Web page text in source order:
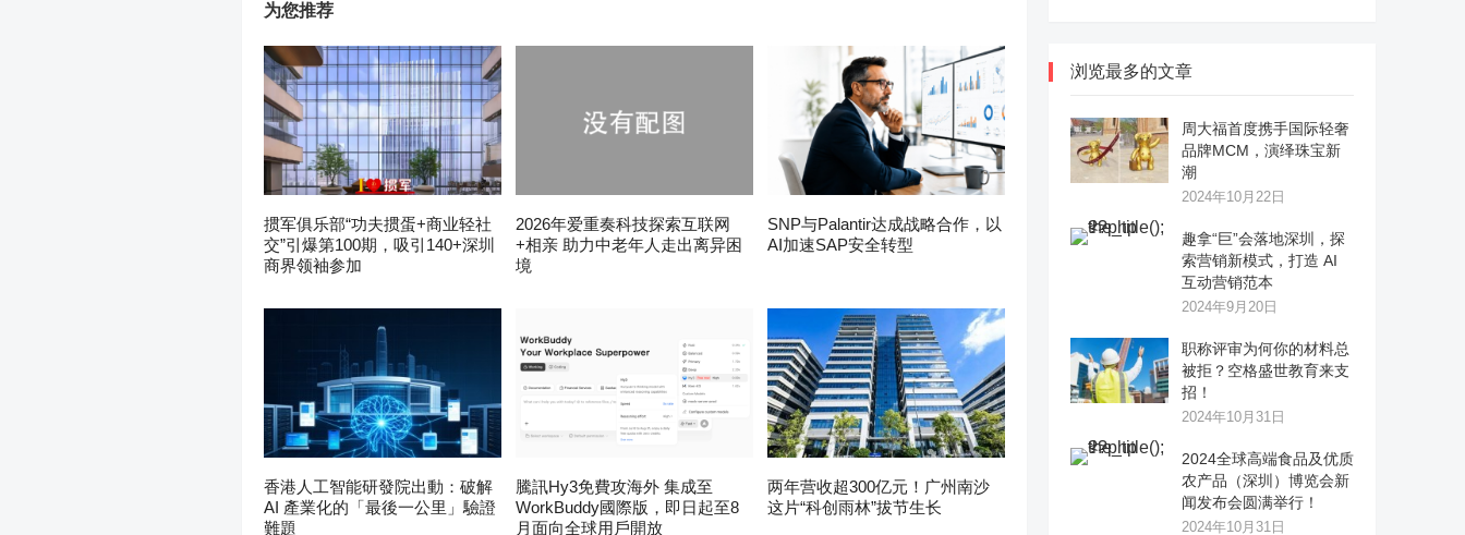
为您推荐
掼军俱乐部“功夫掼蛋+商业轻社
交”引爆第100期，吸引140+深圳
商界领袖参加
2026年爱重奏科技探索互联网
+相亲 助力中老年人走出离异困
境
SNP与Palantir达成战略合作，以
AI加速SAP安全转型
香港人工智能研發院出動：破解
AI 產業化的「最後一公里」驗證
難題
騰訊Hy3免費攻海外 集成至
WorkBuddy國際版，即日起至8
月面向全球用戶開放
两年营收超300亿元！广州南沙
这片“科创雨林”拔节生长
浏览最多的文章
周大福首度携手国际轻奢
品牌MCM，演绎珠宝新
潮
2024年10月22日
趣拿“巨”会落地深圳，探
索营销新模式，打造 AI
互动营销范本
2024年9月20日
职称评审为何你的材料总
被拒？空格盛世教育来支
招！
2024年10月31日
2024全球高端食品及优质
农产品（深圳）博览会新
闻发布会圆满举行！
2024年10月31日